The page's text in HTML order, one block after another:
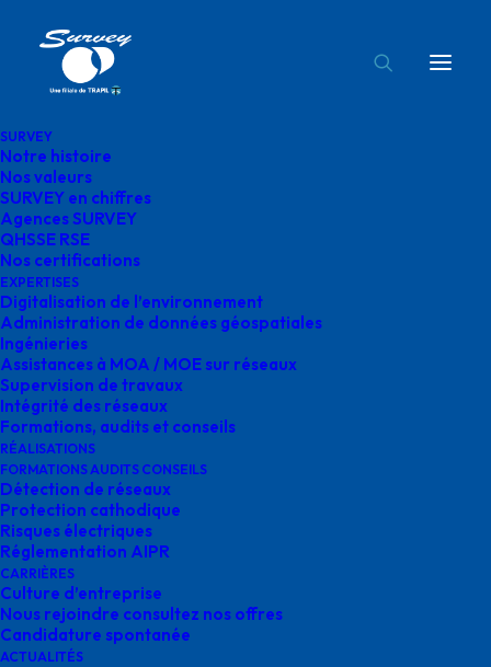
SURVEY
Notre histoire
Nos valeurs
SURVEY en chiffres
Agences SURVEY
QHSSE RSE
Nos certifications
EXPERTISES
Digitalisation de l’environnement
Administration de données géospatiales
Ingénieries
Assistances à MOA / MOE sur réseaux
Supervision de travaux
Intégrité des réseaux
Formations, audits et conseils
RÉALISATIONS
FORMATIONS AUDITS CONSEILS
Détection de réseaux
Protection cathodique
Risques électriques
Réglementation AIPR
CARRIÈRES
Culture d’entreprise
Nous rejoindre consultez nos offres
Candidature spontanée
ACTUALITÉS
Investigations complémentaires
Notre mission, située au cœur du Quartier du Château de
Rabastens (81), consistait à réaliser le marquage au sol
des réseaux sur 650 m de voiries.
Notre expertise a également été mobilisée pour
rechercher des toits de caves sous la chaussée.